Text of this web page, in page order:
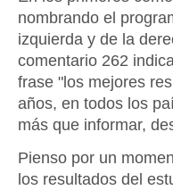
nombrando el
izquierda y de la
comentario 262
frase "los mejores
años, en todos los
más que informar,
Pienso por un
los resultados del